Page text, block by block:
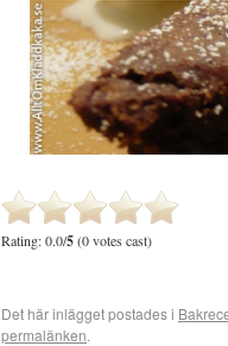
Rating: 0.0/5(0 votes cast)
Det här inlägget postades i
permalänken.